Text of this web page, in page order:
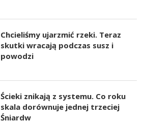
Chcieliśmy ujarzmić rzeki. Teraz
skutki wracają podczas susz i
powodzi
Ścieki znikają z systemu. Co roku
skala dorównuje jednej trzeciej
Śniardw